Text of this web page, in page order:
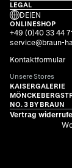
LEGAL
DE|EN
ONLINESHOP
+49 (0)40 33 44
service@braun-
Kontaktformular
Unsere Stores
KAISERGALERIE
NO. 3 BY BRAUN
Vertrag